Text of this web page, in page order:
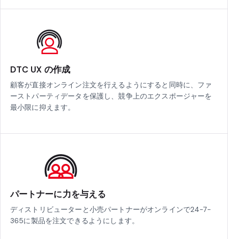
DTC UX の作成
顧客が直接オンライン注文を行えるようにすると同時に、ファ
ーストパーティデータを保護し、競争上のエクスポージャーを
最小限に抑えます。
パートナーに力を与える
ディストリビューターと小売パートナーがオンラインで24-7-
365に製品を注文できるようにします。